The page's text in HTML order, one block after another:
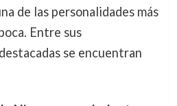
de las personalidades más
Entre sus
se encuentran